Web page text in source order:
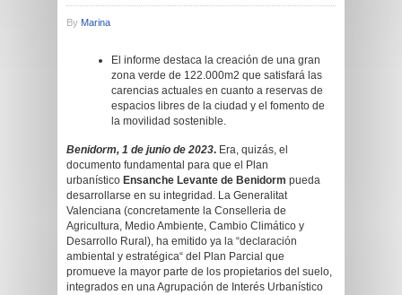
By Marina
El informe destaca la creación de una gran
zona verde de 122.000m2 que satisfará las
carencias actuales en cuanto a reservas de
espacios libres de la ciudad y el fomento de
la movilidad sostenible.
Benidorm, 1 de junio de 2023. Era, quizás, el
documento fundamental para que el Plan
urbanístico Ensanche Levante de Benidorm pueda
desarrollarse en su integridad. La Generalitat
Valenciana (concretamente la Conselleria de
Agricultura, Medio Ambiente, Cambio Climático y
Desarrollo Rural), ha emitido ya la “declaración
ambiental y estratégica“ del Plan Parcial que
promueve la mayor parte de los propietarios del suelo,
integrados en una Agrupación de Interés Urbanístico